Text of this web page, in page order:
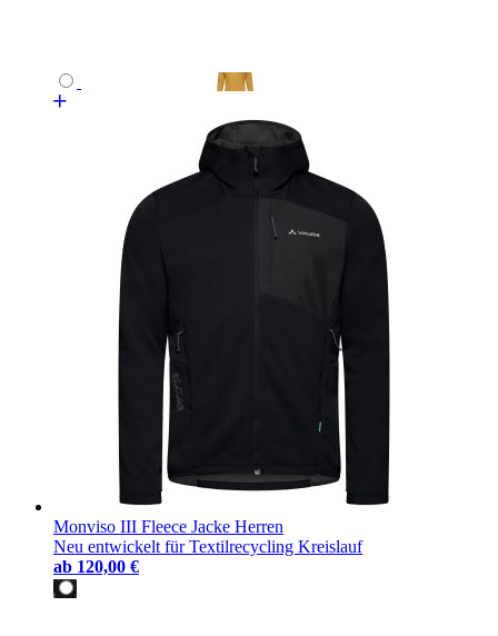
Monviso III Fleece Jacke Herren
Neu entwickelt für Textilrecycling Kreislauf
ab 120,00 €